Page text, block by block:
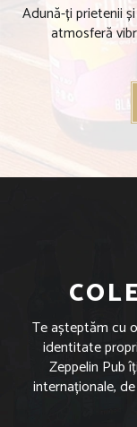
Adună-ți prietenii
atmosferă
Te așteptăm cu
identitate
Zeppelin Pub
internaționale,